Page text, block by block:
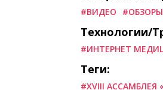
#ВИДЕО
Технологии/
#ИНТЕРНЕТ
Теги:
#XVIII